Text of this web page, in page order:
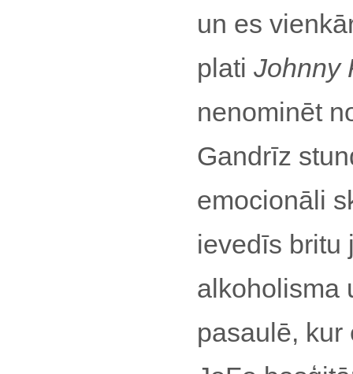
un es
plati Johnny
nenominēt
Gandrīz
emocionāli
ievedīs britu
alkoholisma
pasaulē, kur